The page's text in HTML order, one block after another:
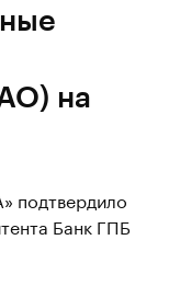
на
подтвердило
Банк ГПБ